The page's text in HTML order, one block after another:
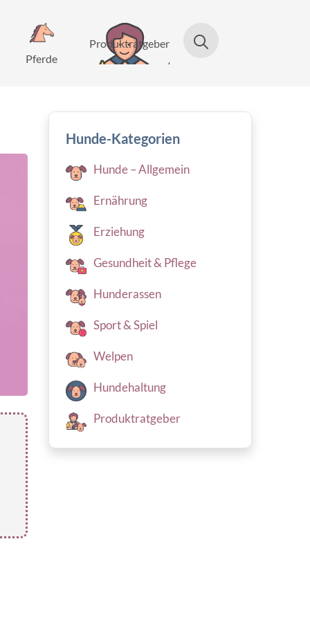
Pferde
Produktratgeber
Hunde-Kategorien
Hunde – Allgemein
Ernährung
Erziehung
Gesundheit & Pflege
Hunderassen
Sport & Spiel
Welpen
Hundehaltung
Produktratgeber